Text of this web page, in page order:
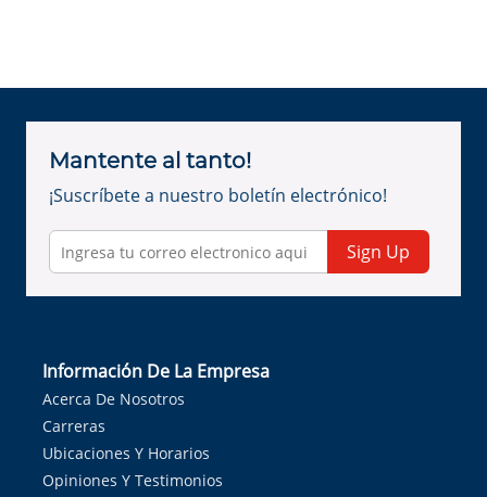
Mantente al tanto!
¡Suscríbete a nuestro boletín electrónico!
Sign Up
Información De La Empresa
Acerca De Nosotros
Carreras
Ubicaciones Y Horarios
Opiniones Y Testimonios